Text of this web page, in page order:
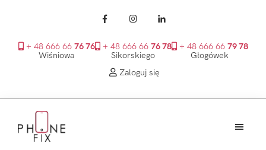
+ 48 666 66 76 76
Wiśniowa
+ 48 666 66 76 78
Sikorskiego
+ 48 666 66 79 78
Głogówek
Zaloguj się
głównego